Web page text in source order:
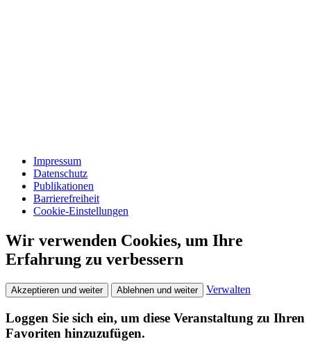
Impressum
Datenschutz
Publikationen
Barrierefreiheit
Cookie-Einstellungen
Wir verwenden Cookies, um Ihre
Erfahrung zu verbessern
Akzeptieren und weiter Ablehnen und weiter Verwalten
Loggen Sie sich ein, um diese Veranstaltung zu Ihren
Favoriten hinzuzufügen.